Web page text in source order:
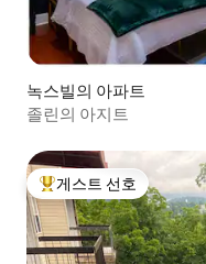
녹스빌의 아파트
졸린의 아지트
상위 게스트 선호
게스트 선호